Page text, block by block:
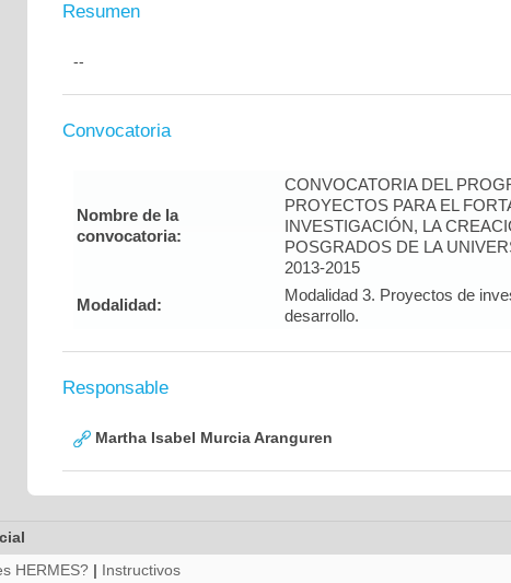
Resumen
--
Convocatoria
Nombre de la
convocatoria:
CONVOCATORIA DEL
PROYECTOS PARA EL
INVESTIGACIÓN, LA
POSGRADOS DE LA
2013-2015
Modalidad:
Modalidad 3. Proyectos de
desarrollo.
Responsable
Martha Isabel Murcia Aranguren
HERMES? | Instructivos